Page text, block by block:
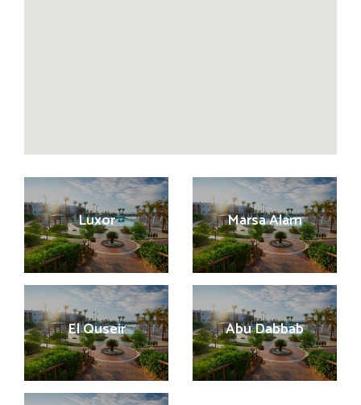
Luxor Marsa Alam
El Quseir Abu Dabbab